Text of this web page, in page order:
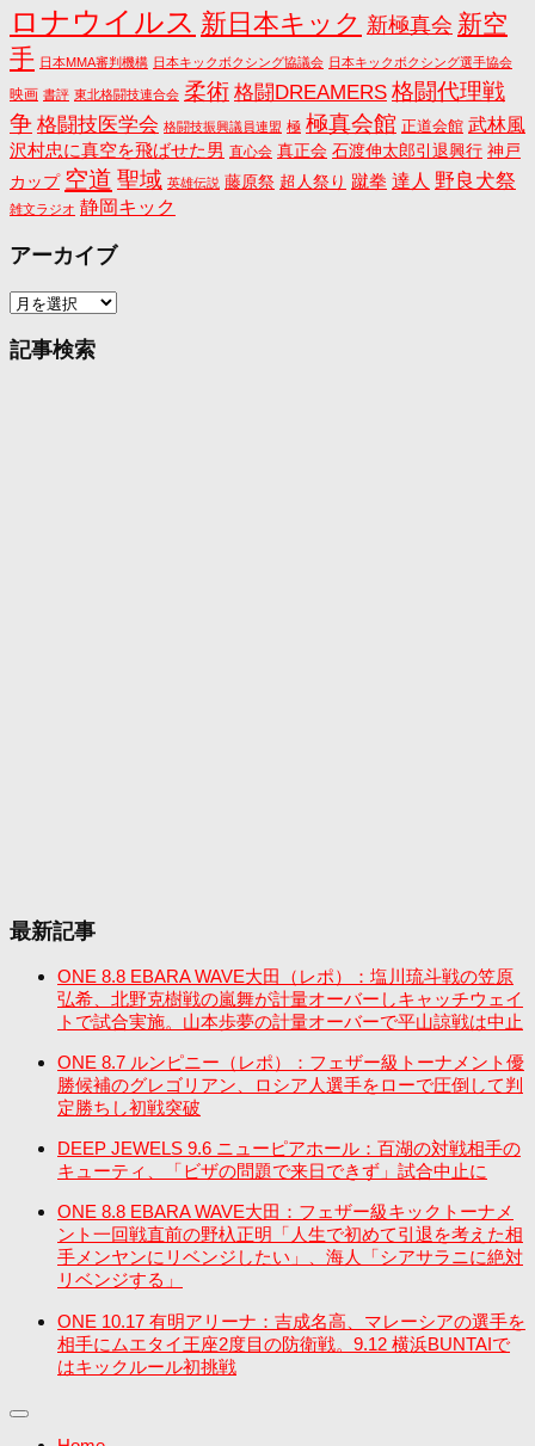
ロナウイルス 新日本キック 新極真会 新空
手 日本MMA審判機構 日本キックボクシング協議会 日本キックボクシング選手協会
映画 書評 東北格闘技連合会 柔術 格闘DREAMERS 格闘代理戦
争 格闘技医学会 格闘技振興議員連盟 極 極真会館 正道会館 武林風
沢村忠に真空を飛ばせた男 直心会 真正会 石渡伸太郎引退興行 神戸
カップ 空道 聖域 英雄伝説 藤原祭 超人祭り 蹴拳 達人 野良犬祭
雑文ラジオ 静岡キック
アーカイブ
ア
カ
記事検索
最新記事
ONE 8.8 EBARA WAVE大田（レポ）：塩川琉斗戦の笠原
弘希、北野克樹戦の嵐舞が計量オーバーしキャッチウェイ
トで試合実施。山本歩夢の計量オーバーで平山諒戦は中止
ONE 8.7 ルンピニー（レポ）：フェザー級トーナメント優
勝候補のグレゴリアン、ロシア人選手をローで圧倒して判
定勝ちし初戦突破
DEEP JEWELS 9.6 ニューピアホール：百湖の対戦相手の
キューティ、「ビザの問題で来日できず」試合中止に
ONE 8.8 EBARA WAVE大田：フェザー級キックトーナメ
ント一回戦直前の野杁正明「人生で初めて引退を考えた相
手メンヤンにリベンジしたい」、海人「シアサラニに絶対
リベンジする」
ONE 10.17 有明アリーナ：吉成名高、マレーシアの選手を
相手にムエタイ王座2度目の防衛戦。9.12 横浜BUNTAIで
はキックルール初挑戦